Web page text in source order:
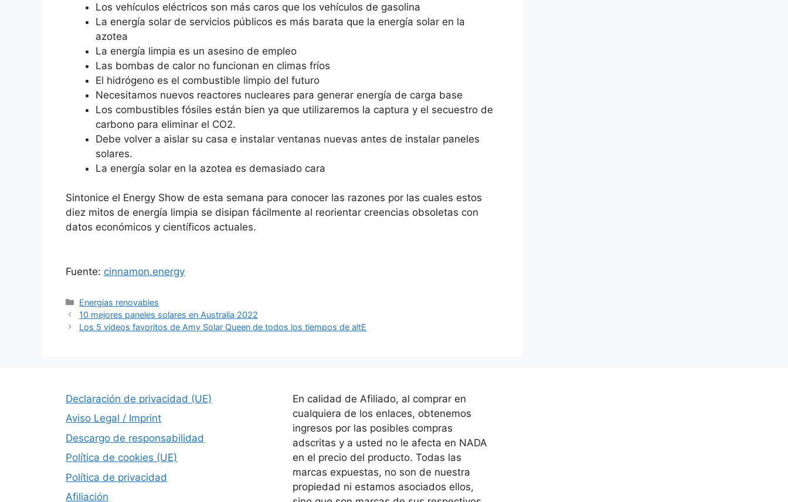
Los vehículos eléctricos son más caros que los vehículos de gasolina
La energía solar de servicios públicos es más barata que la energía solar en la
azotea
La energía limpia es un asesino de empleo
Las bombas de calor no funcionan en climas fríos
El hidrógeno es el combustible limpio del futuro
Necesitamos nuevos reactores nucleares para generar energía de carga base
Los combustibles fósiles están bien ya que utilizaremos la captura y el secuestro de
carbono para eliminar el CO2.
Debe volver a aislar su casa e instalar ventanas nuevas antes de instalar paneles
solares.
La energía solar en la azotea es demasiado cara
Sintonice el Energy Show de esta semana para conocer las razones por las cuales estos
diez mitos de energía limpia se disipan fácilmente al reorientar creencias obsoletas con
datos económicos y científicos actuales.
Fuente: cinnamon.energy
Categorías
Energias renovables
10 mejores paneles solares en Australia 2022
Los 5 videos favoritos de Amy Solar Queen de todos los tiempos de altE
Declaración de privacidad (UE)
Aviso Legal / Imprint
Descargo de responsabilidad
Política de cookies (UE)
Política de privacidad
Afiliación
En calidad de Afiliado, al comprar en
cualquiera de los enlaces, obtenemos
ingresos por las posibles compras
adscritas y a usted no le afecta en NADA
en el precio del producto. Todas las
marcas expuestas, no son de nuestra
propiedad ni estamos asociados ellos,